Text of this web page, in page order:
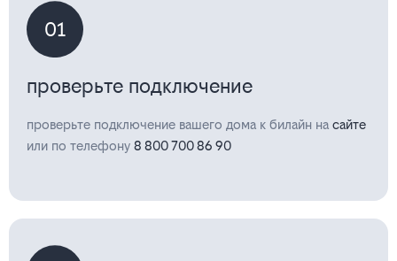
01
проверьте подключение
проверьте подключение вашего дома к билайн на сайте
или по телефону 8 800 700 86 90